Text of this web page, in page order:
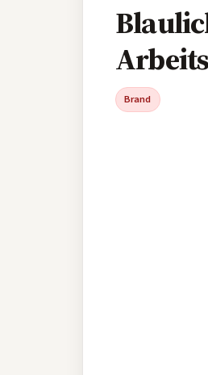
Brand